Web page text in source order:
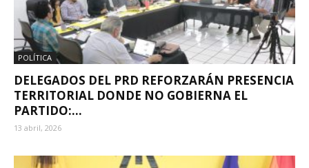
POLÍTICA
DELEGADOS DEL PRD REFORZARÁN PRESENCIA
TERRITORIAL DONDE NO GOBIERNA EL
PARTIDO:...
13 abril, 2026